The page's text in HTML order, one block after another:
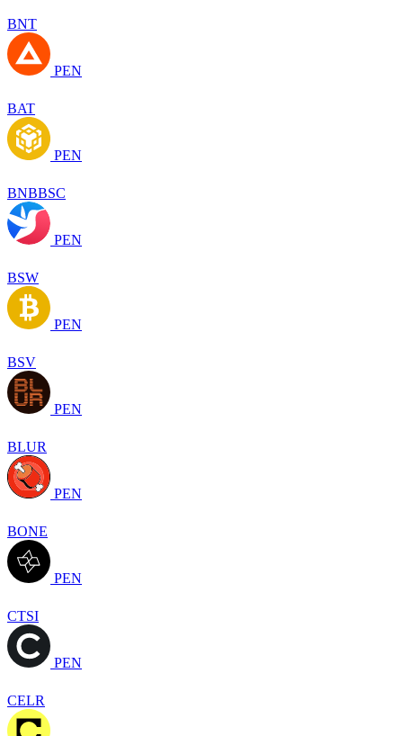
BNT
PEN
BAT
PEN
BNBBSC
PEN
BSW
PEN
BSV
PEN
BLUR
PEN
BONE
PEN
CTSI
PEN
CELR